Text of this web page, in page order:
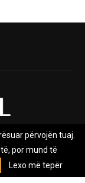
Kontakt
themeluar në vitin
përvojën tuaj.
por mund të
Lexo më tepër